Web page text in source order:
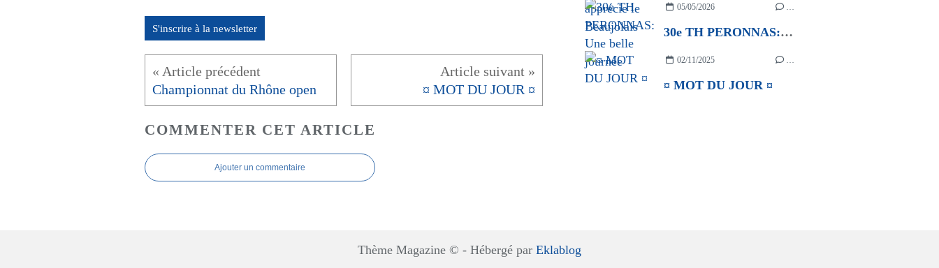
S'inscrire à la newsletter
Championnat du Rhône open ¤ MOT DU JOUR ¤
COMMENTER CET ARTICLE
Ajouter un commentaire
05/05/2026 …
30e TH PERONNAS: Une belle journée
02/11/2025 …
¤ MOT DU JOUR ¤
Thème Magazine © - Hébergé par Eklablog